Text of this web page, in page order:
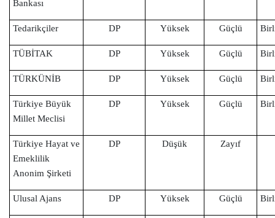
Bankası
Tedarikçiler DP Yüksek Güçlü
TÜBİTAK DP Yüksek Güçlü
TÜRKÜNİB DP Yüksek Güçlü
Türkiye Büyük
Millet Meclisi
DP Yüksek Güçlü
Türkiye Hayat ve
Emeklilik
Anonim Şirketi
DP Düşük Zayıf
Ulusal Ajans DP Yüksek Güçlü